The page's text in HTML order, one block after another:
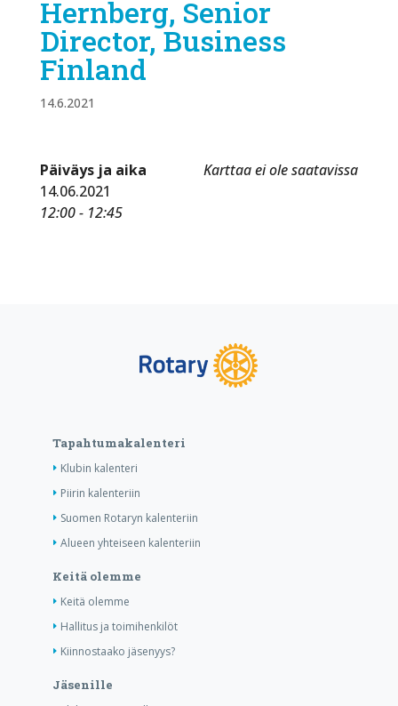
Hernberg, Senior
Director, Business
Finland
14.6.2021
Karttaa ei ole saatavissa
Päiväys ja aika
14.06.2021
12:00 - 12:45
Tapahtumakalenteri
Klubin kalenteri
Piirin kalenteriin
Suomen Rotaryn kalenteriin
Alueen yhteiseen kalenteriin
Keitä olemme
Keitä olemme
Hallitus ja toimihenkilöt
Kiinnostaako jäsenyys?
Jäsenille